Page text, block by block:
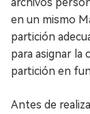
en un mismo
partición
para asignar la
partición en
Antes de